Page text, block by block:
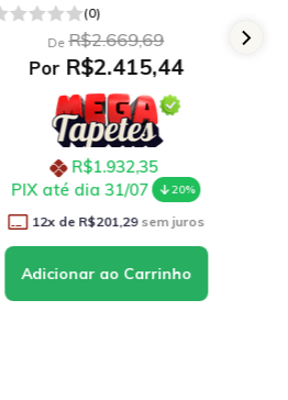
(0)
R$2.669,69
PorR$2.415,44
R$1.932,35
PIX até dia 31/07
20%
12 x de R$201,29sem juros